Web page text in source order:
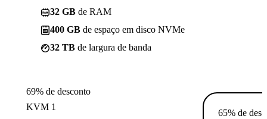
32 GB de RAM
400 GB de espaço em disco NVMe
32 TB de largura de banda
69% de desconto
KVM 1
65% de